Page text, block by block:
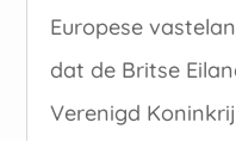
Europese
dat de Britse
Verenigd